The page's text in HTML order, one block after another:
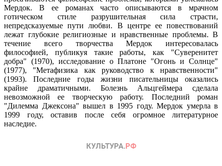
Мердок. В ее романах часто описываются в мрачном
готическом стиле разрушительная сила страсти,
непредсказуемые пути любви. В центре ее повествований
лежат глубокие религиозные и нравственные проблемы. В
течение всего творчества Мердок интересовалась
философией, публикуя такие работы, как "Суверенитет
добра" (1970), исследование о Платоне "Огонь и Солнце"
(1977), "Метафизика как руководство к нравственности"
(1993). Последние годы жизни писательницы оказались
крайне драматичными. Болезнь Альцгеймера сделала
невозможной ее творческую работу. Последний роман
"Дилемма Джексона" вышел в 1995 году. Мердок умерла в
1999 году, оставив после себя огромное литературное
наследие.